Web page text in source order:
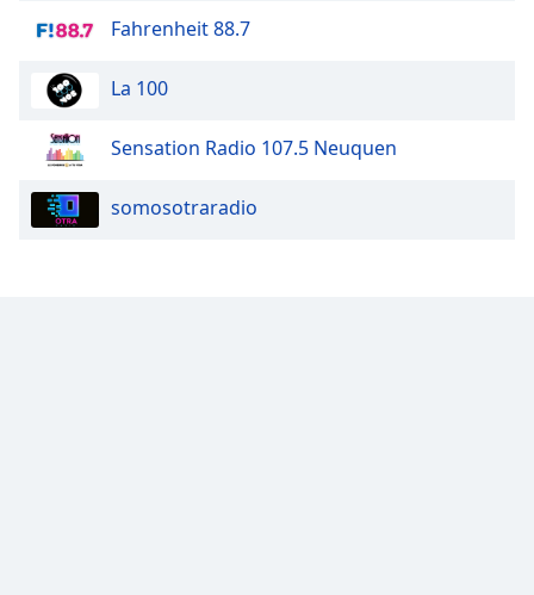
Font
Modal
Dialog
Fahrenheit 88.7
La 100
Sensation Radio 107.5 Neuquen
somosotraradio